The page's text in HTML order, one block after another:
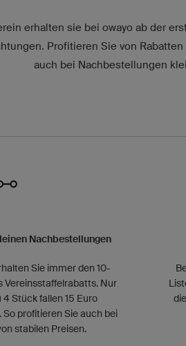
erhalten sie bei owayo ab der
Profitieren Sie von
auch bei Nachbestellungen
Nachbestellungen
Sie immer den 10-
Vereinsstaffelrabatts. Nur
Stück fallen 15 Euro
profitieren Sie auch bei
stabilen Preisen.